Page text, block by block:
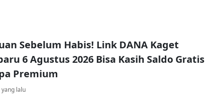
Sebelum Habis! Link DANA Kaget
6 Agustus 2026 Bisa Kasih Saldo Gratis
Premium
yang lalu